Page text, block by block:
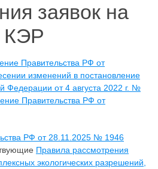
заявок на
КЭР
Правительства РФ от
изменений в постановление
Федерации от 4 августа 2022 г. №
Правительства РФ от
РФ от 28.11.2025 № 1946
Правила рассмотрения
экологических разрешений,